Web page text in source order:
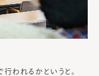
われるかというと。